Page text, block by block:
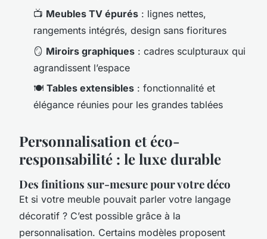
📺 Meubles TV épurés : lignes nettes,
rangements intégrés, design sans fioritures
🪞 Miroirs graphiques : cadres sculpturaux qui
agrandissent l’espace
🍽️ Tables extensibles : fonctionnalité et
élégance réunies pour les grandes tablées
Personnalisation et éco-
responsabilité : le luxe durable
Des finitions sur-mesure pour votre déco
Et si votre meuble pouvait parler votre langage
décoratif ? C’est possible grâce à la
personnalisation. Certains modèles proposent